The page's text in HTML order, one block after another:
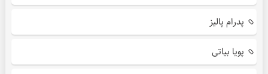
پدرام پالیز
پویا بیاتی